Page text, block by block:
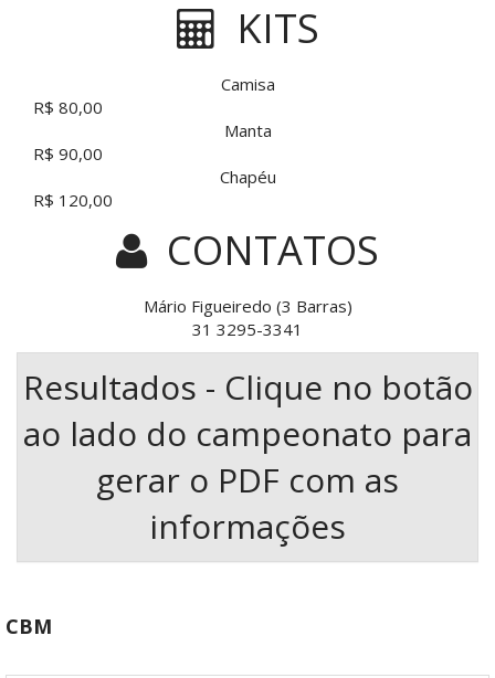
KITS
Camisa
R$ 80,00
Manta
R$ 90,00
Chapéu
R$ 120,00
CONTATOS
Mário Figueiredo (3 Barras)
31 3295-3341
Resultados - Clique no botão
ao lado do campeonato para
gerar o PDF com as
informações
CBM